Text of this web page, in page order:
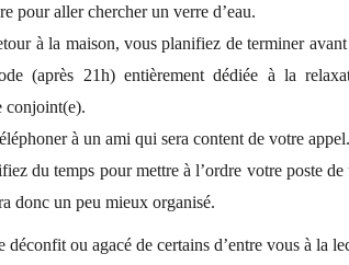
pour aller chercher un verre d’eau.
à la maison, vous planifiez de terminer
(après 21h) entièrement dédiée à la
conjoint(e).
à un ami qui sera content de votre appel.
du temps pour mettre à l’ordre votre poste
donc un peu mieux organisé.
déconfit ou agacé de certains d’entre vous à la